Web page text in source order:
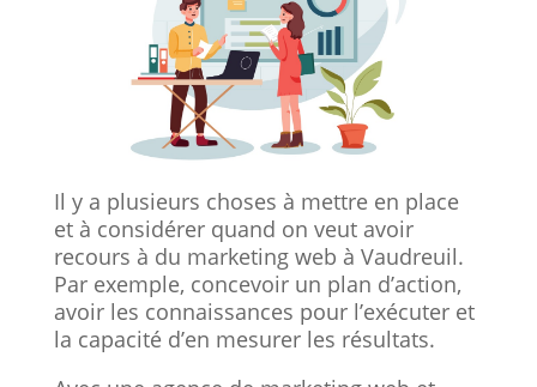
Il y a plusieurs choses à mettre en place
et à considérer quand on veut avoir
recours à du marketing web à Vaudreuil.
Par exemple, concevoir un plan d’action,
avoir les connaissances pour l’exécuter et
la capacité d’en mesurer les résultats.